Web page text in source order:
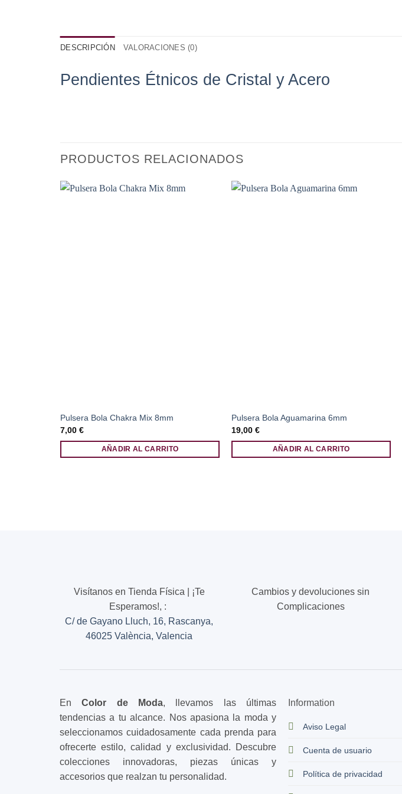
DESCRIPCIÓN VALORACIONES (0)
Pendientes Étnicos de Cristal y Acero
PRODUCTOS RELACIONADOS
Pulsera Bola Chakra Mix 8mm
7,00 €
AÑADIR AL CARRITO
Pulsera Bola Aguamarina 6mm
19,00 €
AÑADIR AL CARRITO
Visítanos en Tienda Física | ¡Te
Esperamos!, :
C/ de Gayano Lluch, 16, Rascanya,
46025 València, Valencia
Cambios y devoluciones sin
Complicaciones
EnColor de Moda, llevamos las últimas
tendencias a tu alcance. Nos apasiona la moda y
seleccionamos cuidadosamente cada prenda para
ofrecerte estilo, calidad y exclusividad. Descubre
colecciones innovadoras, piezas únicas y
accesorios que realzan tu personalidad.
Information
Aviso Legal
Cuenta de usuario
Política de privacidad